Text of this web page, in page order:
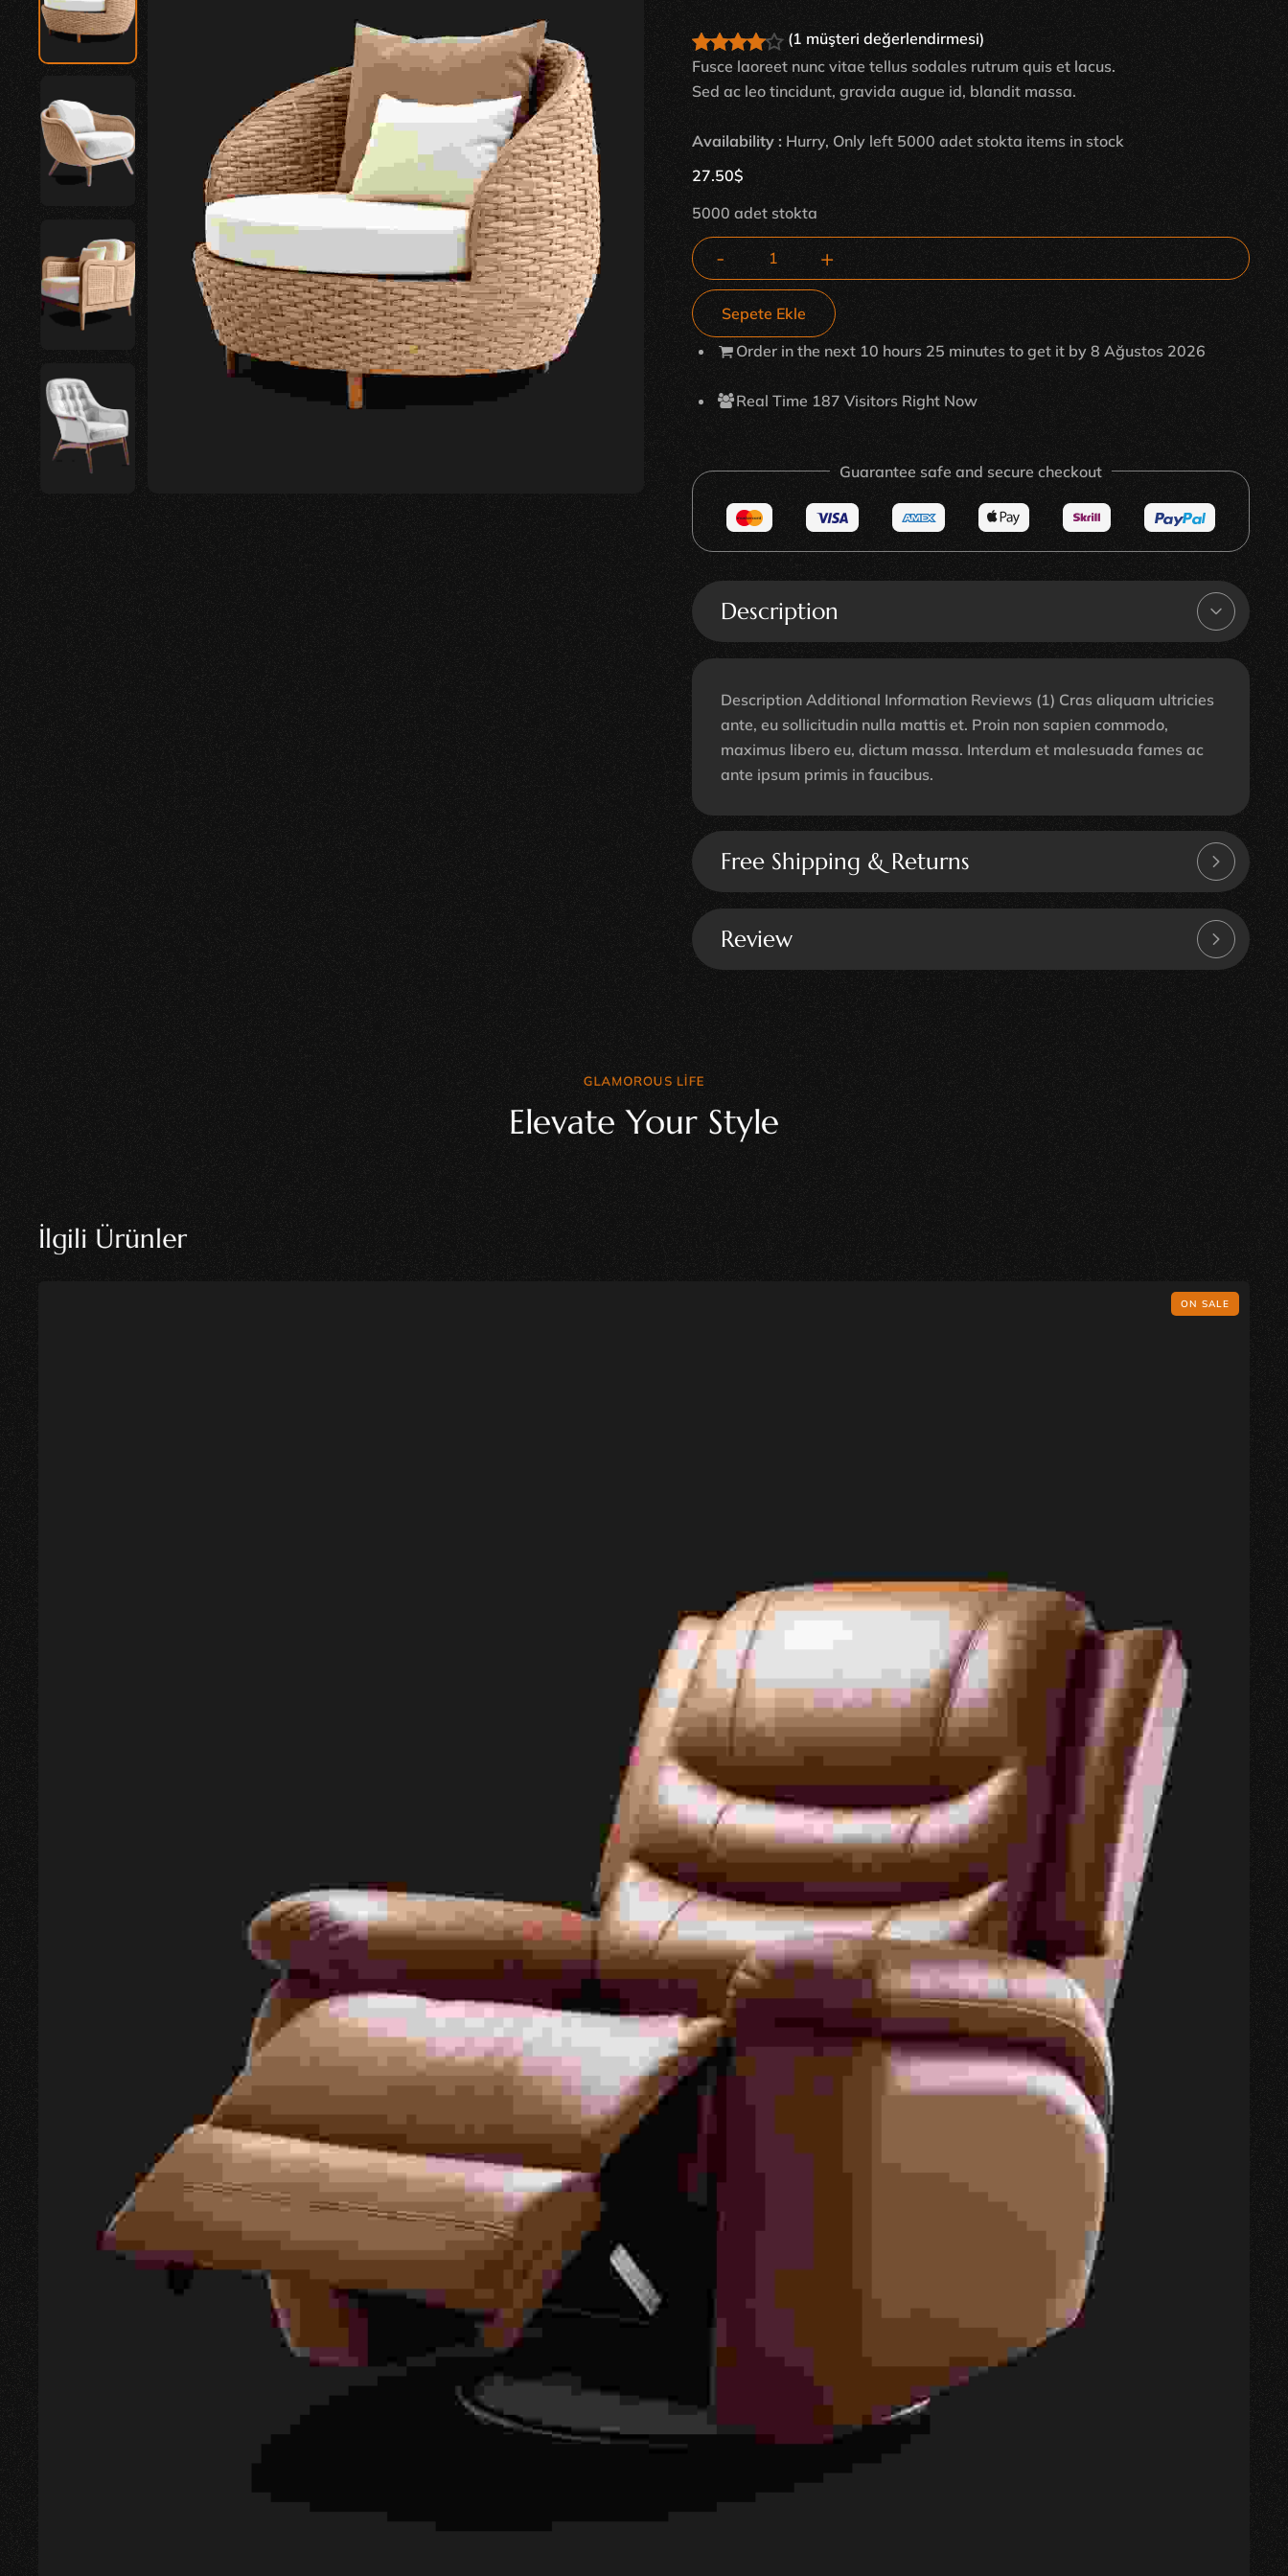
(1 müşteri değerlendirmesi)
Fusce laoreet nunc vitae tellus sodales rutrum quis et lacus.
Sed ac leo tincidunt, gravida augue id, blandit massa.
Availability : Hurry, Only left 5000 adet stokta items in stock
27.50$
5000 adet stokta
Sepete Ekle
Order in the next 10 hours 25 minutes to get it by8 Ağustos 2026
Real Time 176 Visitors Right Now
Guarantee safe and secure checkout
Description
Description Additional Information Reviews (1) Cras aliquam ultricies
ante, eu sollicitudin nulla mattis et. Proin non sapien commodo,
maximus libero eu, dictum massa. Interdum et malesuada fames ac
ante ipsum primis in faucibus.
Free Shipping & Returns
Review
GLAMOROUS LIFE
Elevate Your Style
İlgili Ürünler
ON SALE